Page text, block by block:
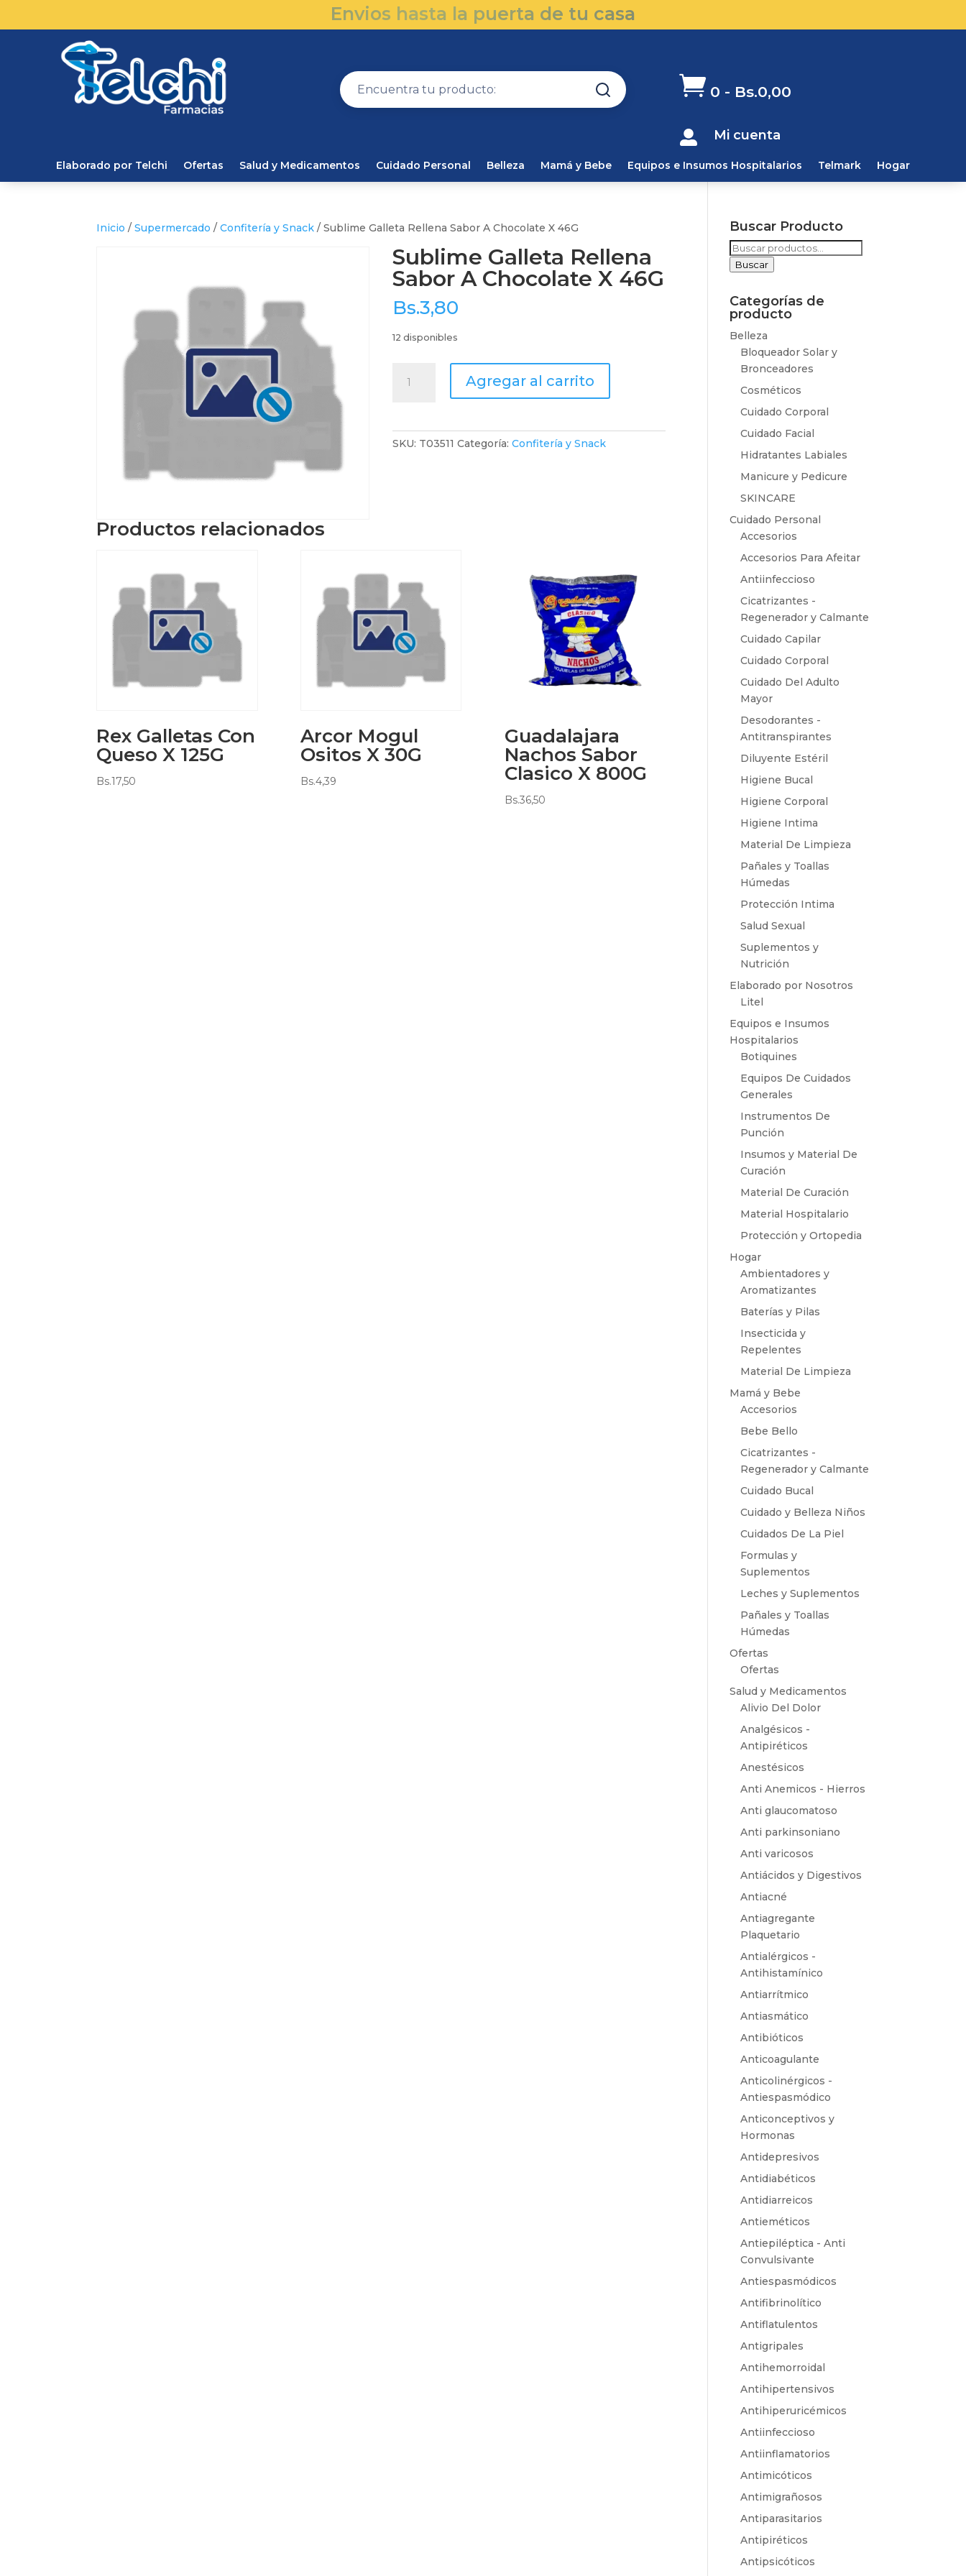
Envios hasta la puerta de tu casa
 0 - Bs.0,00
 Mi cuenta
Elaborado por Telchi Ofertas Salud y Medicamentos Cuidado Personal Belleza Mamá y Bebe Equipos e Insumos Hospitalarios Telmark Hogar
Inicio /Supermercado /Confitería y Snack / Sublime Galleta Rellena Sabor A Chocolate X 46G
Sublime Galleta Rellena
Sabor A Chocolate X 46G
Bs.3,80
12 disponibles
Galleta
Agregar al carrito
SKU: T03511 Categoría:Confitería y Snack
Productos relacionados
Rex Galletas Con
Queso X 125G
Bs.17,50
Arcor Mogul
Ositos X 30G
Bs.4,39
Guadalajara
Nachos Sabor
Clasico X 800G
Bs.36,50
Buscar Producto
Buscar
por:
Buscar
Categorías de
producto
Belleza
Bloqueador Solar y
Bronceadores
Cosméticos
Cuidado Corporal
Cuidado Facial
Hidratantes Labiales
Manicure y Pedicure
SKINCARE
Cuidado Personal
Accesorios
Accesorios Para Afeitar
Antiinfeccioso
Cicatrizantes -
Regenerador y Calmante
Cuidado Capilar
Cuidado Corporal
Cuidado Del Adulto
Mayor
Desodorantes -
Antitranspirantes
Diluyente Estéril
Higiene Bucal
Higiene Corporal
Higiene Intima
Material De Limpieza
Pañales y Toallas
Húmedas
Protección Intima
Salud Sexual
Suplementos y
Nutrición
Elaborado por Nosotros
Litel
Equipos e Insumos
Hospitalarios
Botiquines
Equipos De Cuidados
Generales
Instrumentos De
Punción
Insumos y Material De
Curación
Material De Curación
Material Hospitalario
Protección y Ortopedia
Hogar
Ambientadores y
Aromatizantes
Baterías y Pilas
Insecticida y
Repelentes
Material De Limpieza
Mamá y Bebe
Accesorios
Bebe Bello
Cicatrizantes -
Regenerador y Calmante
Cuidado Bucal
Cuidado y Belleza Niños
Cuidados De La Piel
Formulas y
Suplementos
Leches y Suplementos
Pañales y Toallas
Húmedas
Ofertas
Ofertas
Salud y Medicamentos
Alivio Del Dolor
Analgésicos -
Antipiréticos
Anestésicos
Anti Anemicos - Hierros
Anti glaucomatoso
Anti parkinsoniano
Anti varicosos
Antiácidos y Digestivos
Antiacné
Antiagregante
Plaquetario
Antialérgicos -
Antihistamínico
Antiarrítmico
Antiasmático
Antibióticos
Anticoagulante
Anticolinérgicos -
Antiespasmódico
Anticonceptivos y
Hormonas
Antidepresivos
Antidiabéticos
Antidiarreicos
Antieméticos
Antiepiléptica - Anti
Convulsivante
Antiespasmódicos
Antifibrinolítico
Antiflatulentos
Antigripales
Antihemorroidal
Antihipertensivos
Antihiperuricémicos
Antiinfeccioso
Antiinflamatorios
Antimicóticos
Antimigrañosos
Antiparasitarios
Antipiréticos
Antipsicóticos